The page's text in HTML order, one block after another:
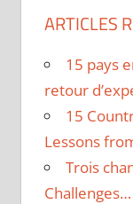
ARTICLES
15 pays
retour
15
Lessons
Trois